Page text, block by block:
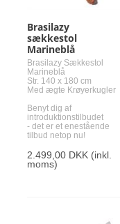
Brasilazy
sækkestol
Marineblå
Brasilazy Sækkestol
Marineblå
Str. 140 x 180 cm
Med ægte Krøyerkugler
Benyt dig af
introduktionstilbudet
- det er et enestående
tilbud netop nu!
2.499,00 DKK (inkl.
moms)